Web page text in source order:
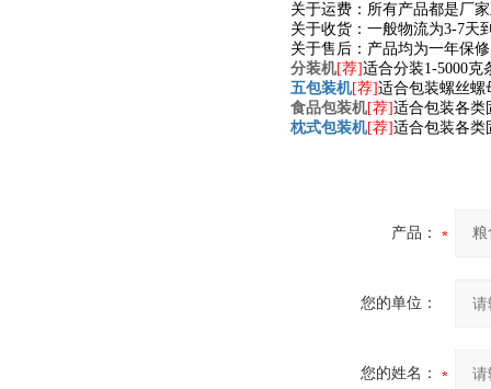
关于运费：所有产品都是厂
关于收货：一般物流为3-7天
关于售后：产品均为一年保
分装机[荐]适合分装1-5000
五包装机[荐]适合包装螺丝螺
食品包装机[荐]适合包装各类
枕式包装机[荐]适合包装各类
产品：
您的单位：
您的姓名：